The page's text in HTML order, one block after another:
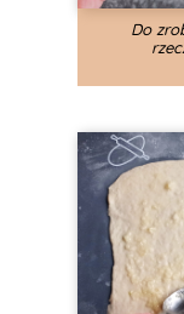
Do